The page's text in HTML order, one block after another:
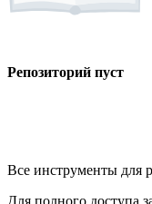
Репозиторий пуст
Все инструменты для
Для полного доступа